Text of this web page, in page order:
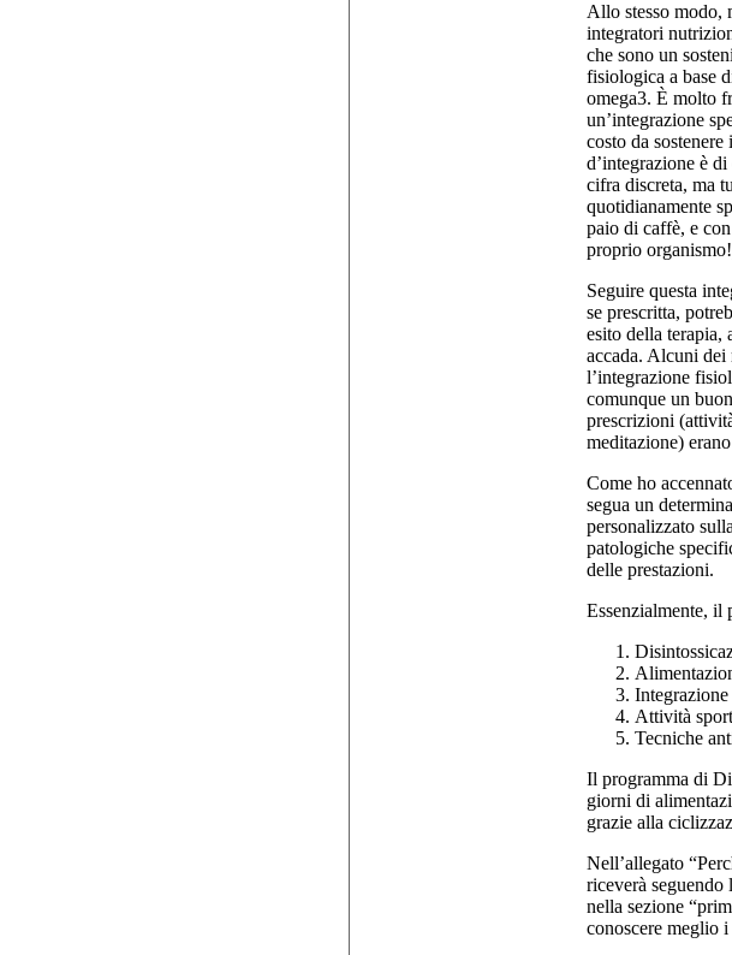
Allo stesso modo,
integratori
che sono un
fisiologica a base
omega3. È molto
un’integrazione
costo da
d’integrazione è
cifra discreta, ma
quotidianamente
paio di caffè, e
proprio
Seguire questa
se prescritta,
esito della terapia,
accada. Alcuni dei
l’integrazione
comunque un
prescrizioni
meditazione)
Come ho
segua un
personalizzato
patologiche
delle prestazioni.
Essenzialmente, il
Integrazione
Attività
Tecniche
Il programma di
giorni di
grazie alla
Nell’allegato
riceverà seguendo
nella sezione
conoscere meglio